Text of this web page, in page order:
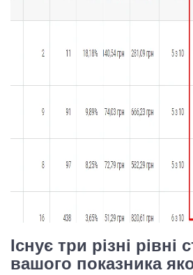
Існує три різні рівні
вашого показника